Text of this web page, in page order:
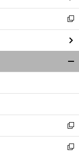
開
く
新
し
い
ウ
ィ
ン
ウ
開
く
新
し
い
新